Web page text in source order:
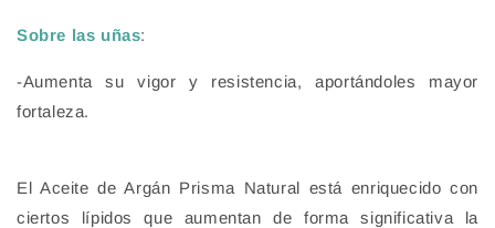
Sobre las uñas:
-Aumenta su vigor y resistencia, aportándoles mayor
fortaleza.
El Aceite de Argán Prisma Natural está enriquecido con
ciertos lípidos que aumentan de forma significativa la